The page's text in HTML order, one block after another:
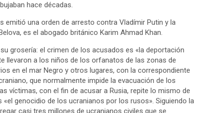
hace décadas.
emitió una orden de arresto contra Vladímir Putin y la
es el abogado británico Karim Ahmad Khan.
grosería: el crimen de los acusados es «la deportación
llevaron a los niños de los orfanatos de las zonas de
en el mar Negro y otros lugares, con la correspondiente
que normalmente impide la evacuación de los
víctimas, con el fin de acusar a Rusia, repite lo mismo de
genocidio de los ucranianos por los rusos». Siguiendo la